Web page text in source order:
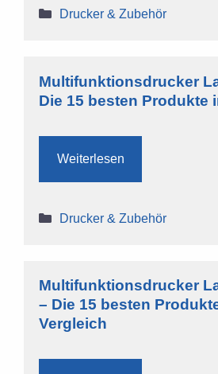
Kategorien
Drucker & Zubehör
Multifunktionsdrucker
Die 15 besten Produkte
Weiterlesen
Kategorien
Drucker & Zubehör
Multifunktionsdrucker
– Die 15 besten
Vergleich